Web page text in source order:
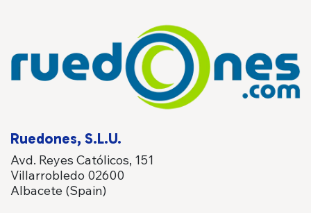
Ruedones, S.L.U.
Avd. Reyes Católicos, 151
Villarrobledo 02600
Albacete (Spain)